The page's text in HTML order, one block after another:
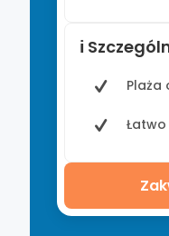
ℹ️
Plaża